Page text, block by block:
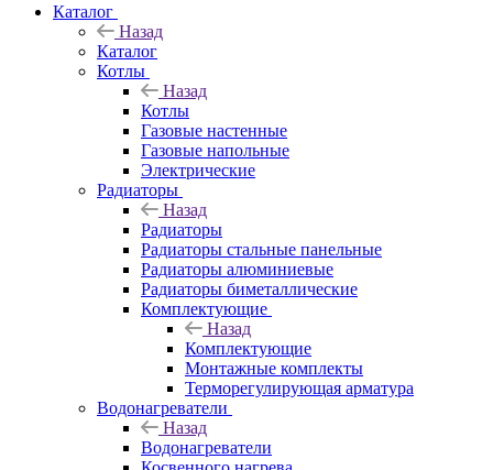
Каталог
Назад
Каталог
Котлы
Назад
Котлы
Газовые настенные
Газовые напольные
Электрические
Радиаторы
Назад
Радиаторы
Радиаторы стальные панельные
Радиаторы алюминиевые
Радиаторы биметаллические
Комплектующие
Назад
Комплектующие
Монтажные комплекты
Терморегулирующая арматура
Водонагреватели
Назад
Водонагреватели